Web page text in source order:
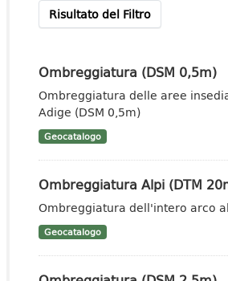
Risultato del Filtro
Ombreggiatura (DSM 0,5m)
Ombreggiatura delle aree
Adige (DSM 0,5m)
Geocatalogo
Ombreggiatura Alpi (DTM
Ombreggiatura dell'intero arco
Geocatalogo